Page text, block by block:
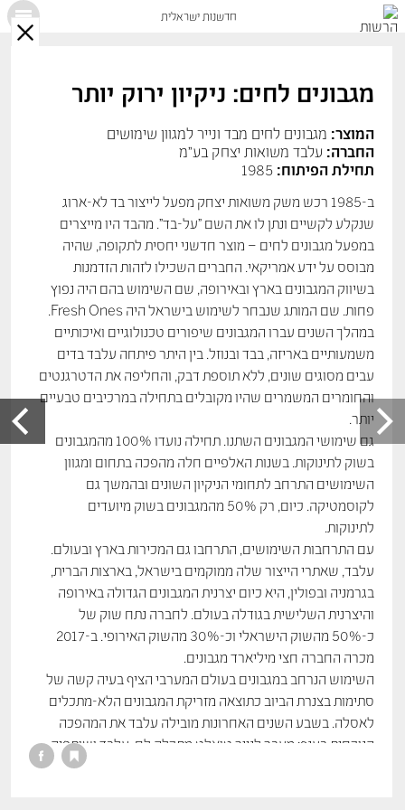
חדשנות ישראלית
מגבונים לחים: ניקיון ירוק יותר
המוצר: מגבונים לחים מבד ונייר למגוון שימושים
החברה: עלבד משואות יצחק בע"מ
תחילת הפיתוח: 1985
ב-1985 רכש משק משואות יצחק מפעל לייצור בד לא-ארוג
שנקלע לקשיים ונתן לו את השם "על-בד". מהבד היו מייצרים
במפעל מגבונים לחים – מוצר חדשני יחסית לתקופה, שהיה
מבוסס על ידע אמריקאי. החברים השכילו לזהות הזדמנות
בשיווק המגבונים בארץ ובאירופה, שם השימוש בהם היה נפוץ
פחות. שם המותג שנבחר לשימוש בישראל היה Fresh Ones.
במהלך השנים עברו המגבונים שיפורים טכנולוגיים ואיכותיים
משמעותיים באריזה, בבד ובנוזל. בין היתר פיתחה עלבד בדים
עבים מסוגים שונים, ללא תוספת דבק, והחליפה את הדטרגנטים
והחומרים המשמרים שהיו מקובלים בתחילה במרכיבים טבעיים
יותר.
גם שימושי המגבונים השתנו. תחילה נועדו 100% מהמגבונים
בשוק לתינוקות. בשנות האלפיים חלה מהפכה בתחום ומגוון
השימושים התרחב לתחומי הניקיון השונים ובהמשך גם
לקוסמטיקה. כיום, רק 50% מהמגבונים בשוק מיועדים
לתינוקות.
עם התרחבות השימושים, התרחבו גם המכירות בארץ ובעולם.
עלבד, שאתרי הייצור שלה ממוקמים בישראל, בארצות הברית,
בגרמניה ובפולין, היא כיום יצרנית המגבונים הגדולה באירופה
והיצרנית השלישית בגודלה בעולם. לחברה נתח שוק של
כ-50% מהשוק הישראלי וכ-30% מהשוק האירופי. ב-2017
מכרה החברה חצי מיליארד מגבונים.
השימוש הנרחב במגבונים בעולם המערבי הציף בעיה קשה של
סתימות בצנרת הביוב כתוצאה מזריקת המגבונים הלא-מתכלים
לאסלה. בשבע השנים האחרונות מובילה עלבד את המהפכה
הנוכחית בענף: מעבר לנייר טואלט מתכלה לח. עלבד ושותפיה
פיתחו טכנולוגיה חדשנית לייצור נייר שמתפרק ונשטף באסלה,
X